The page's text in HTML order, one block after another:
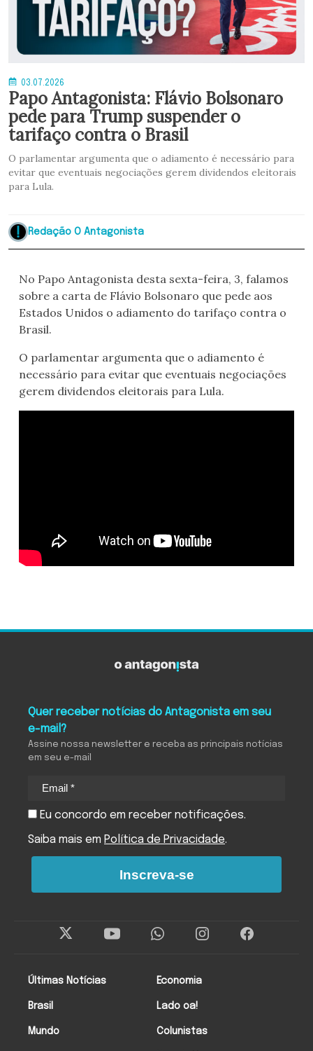
03.07.2026
Papo Antagonista: Flávio Bolsonaro
pede para Trump suspender o
tarifaço contra o Brasil
O parlamentar argumenta que o adiamento é necessário para
evitar que eventuais negociações gerem dividendos eleitorais
para Lula.
Redação O Antagonista
No Papo Antagonista desta sexta-feira, 3, falamos
sobre a carta de Flávio Bolsonaro que pede aos
Estados Unidos o adiamento do tarifaço contra o
Brasil.
O parlamentar argumenta que o adiamento é
necessário para evitar que eventuais negociações
gerem dividendos eleitorais para Lula.
Últimas Notícias
Brasil
Mundo
Economia
Lado oa!
Colunistas
Quer receber notícias do Antagonista em seu
e-mail?
Assine nossa newsletter e receba as principais notícias
em seu e-mail
Eu concordo em receber notificações.
Saiba mais em Política de Privacidade.
Inscreva-se